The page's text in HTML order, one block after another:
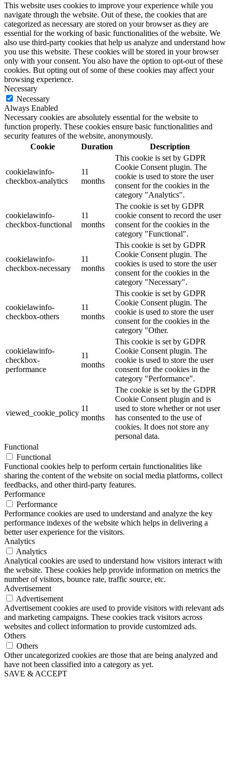
This website uses cookies to improve your experience while you
navigate through the website. Out of these, the cookies that are
categorized as necessary are stored on your browser as they are
essential for the working of basic functionalities of the website. We
also use third-party cookies that help us analyze and understand how
you use this website. These cookies will be stored in your browser
only with your consent. You also have the option to opt-out of these
cookies. But opting out of some of these cookies may affect your
browsing experience.
Necessary
Necessary
Always Enabled
Necessary cookies are absolutely essential for the website to
function properly. These cookies ensure basic functionalities and
security features of the website, anonymously.
Cookie
Duration Description
cookielawinfo-
checkbox-analytics
11
months
This cookie is set by GDPR
Cookie Consent plugin. The
cookie is used to store the user
consent for the cookies in the
category "Analytics".
cookielawinfo-
checkbox-functional
11
months
The cookie is set by GDPR
cookie consent to record the user
consent for the cookies in the
category "Functional".
cookielawinfo-
checkbox-necessary
11
months
This cookie is set by GDPR
Cookie Consent plugin. The
cookies is used to store the user
consent for the cookies in the
category "Necessary".
cookielawinfo-
checkbox-others
11
months
This cookie is set by GDPR
Cookie Consent plugin. The
cookie is used to store the user
consent for the cookies in the
category "Other.
cookielawinfo-
checkbox-
performance
11
months
This cookie is set by GDPR
Cookie Consent plugin. The
cookie is used to store the user
consent for the cookies in the
category "Performance".
viewed_cookie_policy
11
months
The cookie is set by the GDPR
Cookie Consent plugin and is
used to store whether or not user
has consented to the use of
cookies. It does not store any
personal data.
Functional
Functional
Functional cookies help to perform certain functionalities like
sharing the content of the website on social media platforms, collect
feedbacks, and other third-party features.
Performance
Performance
Performance cookies are used to understand and analyze the key
performance indexes of the website which helps in delivering a
better user experience for the visitors.
Analytics
Analytics
Analytical cookies are used to understand how visitors interact with
the website. These cookies help provide information on metrics the
number of visitors, bounce rate, traffic source, etc.
Advertisement
Advertisement
Advertisement cookies are used to provide visitors with relevant ads
and marketing campaigns. These cookies track visitors across
websites and collect information to provide customized ads.
Others
Others
Other uncategorized cookies are those that are being analyzed and
have not been classified into a category as yet.
SAVE & ACCEPT